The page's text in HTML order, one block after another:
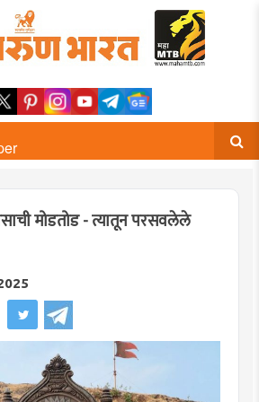
मोडतोड - त्यातून परसवलेले